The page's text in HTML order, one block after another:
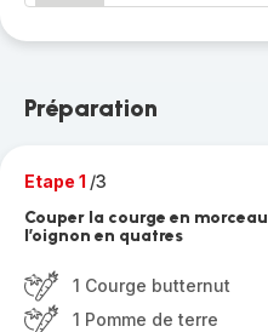
Préparation
Etape 1 /3
Couper la courge en
l’oignon en quatres
1 Courge butternut
1 Pomme de terre